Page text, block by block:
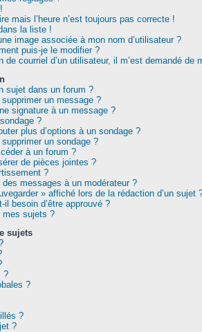
mais l’heure n’est toujours pas correcte !
la liste !
image associée à mon nom d’utilisateur ?
puis-je le modifier ?
de courriel d’un utilisateur, il m’est demandé de
sujet dans un forum ?
un message ?
signature à un message ?
?
plus d’options à un sondage ?
un sondage ?
à un forum ?
de pièces jointes ?
?
messages à un modérateur ?
» affiché lors de la rédaction d’un sujet
besoin d’être approuvé ?
mes sujets ?
sujets
?
?
?
?